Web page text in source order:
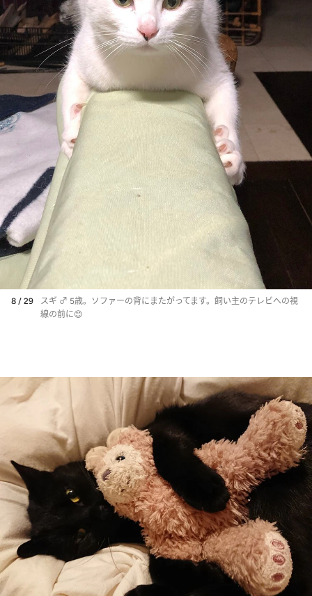
8 / 29
スギ ♂ 5歳。ソファーの背にまたがってます。飼い主のテレビへの視
線の前に😊